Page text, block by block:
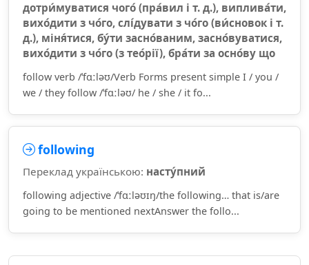
дотри́муватися чого́ (пра́вил і т. д.), виплива́ти,
вихо́дити з чо́го, слі́дувати з чо́го (ви́сновок і т.
д.), міня́тися, бу́ти засно́ваним, засно́вуватися,
вихо́дити з чо́го (з тео́рії), бра́ти за осно́ву що
follow verb /ˈfɑːləʊ/Verb Forms present simple I / you /
we / they follow /ˈfɑːləʊ/ he / she / it fo...
following
Переклад українською: насту́пний
following adjective /ˈfɑːləʊɪŋ/the following… that is/are
going to be mentioned nextAnswer the follo...